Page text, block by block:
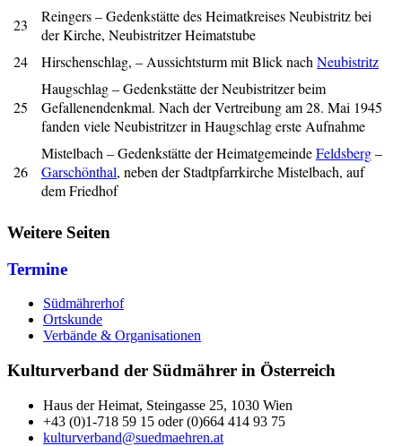
23
Reingers – Gedenkstätte des Heimatkreises Neubistritz bei
der Kirche, Neubistritzer Heimatstube
24
Hirschenschlag, – Aussichtsturm mit Blick nach Neubistritz
25
Haugschlag – Gedenkstätte der Neubistritzer beim
Gefallenendenkmal. Nach der Vertreibung am 28. Mai 1945
fanden viele Neubistritzer in Haugschlag erste Aufnahme
26
Mistelbach – Gedenkstätte der HeimatgemeindeFeldsberg–
Garschönthal, neben der Stadtpfarrkirche Mistelbach, auf
dem Friedhof
Weitere Seiten
Termine
Südmährerhof
Ortskunde
Verbände & Organisationen
Kulturverband der Südmährer in Österreich
Haus der Heimat, Steingasse 25, 1030 Wien
+43 (0)1-718 59 15 oder (0)664 414 93 75
kulturverband@suedmaehren.at